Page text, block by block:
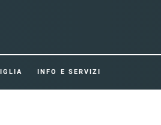
INFO E SERVIZI